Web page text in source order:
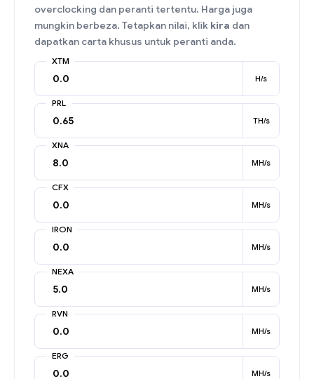
overclocking dan peranti tertentu. Harga juga
mungkin berbeza. Tetapkan nilai, klik kira dan
dapatkan carta khusus untuk peranti anda.
XTM
H/s
PRL
TH/s
XNA
MH/s
CFX
MH/s
IRON
MH/s
NEXA
MH/s
RVN
MH/s
ERG
MH/s